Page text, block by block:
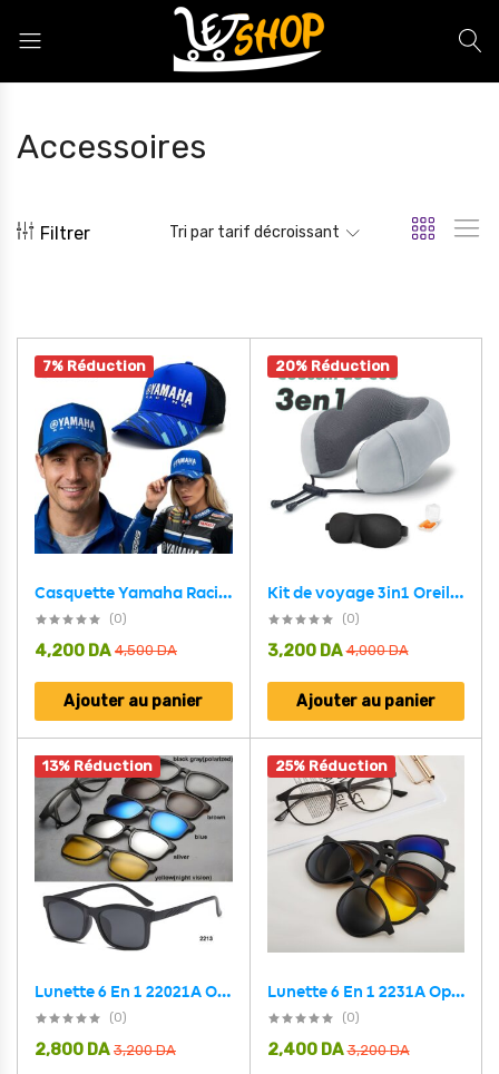
Accessoires
Filtrer Tri par tarif décroissant
7% Réduction
Casquette Yamaha Racing Bleu et Noire avec Filet Respirant Unisexe – قبعة رياضية جودة عالية
(0)
4,500DA
4,200 DA
Ajouter au panier
20% Réduction
Kit de voyage 3in1 Oreiller en mousse à mémoire de forme en forme de U avec Bouchon d’oreille et Bandeau Yeux
(0)
4,000DA
3,200 DA
Ajouter au panier
13% Réduction
Lunette 6 En 1 22021A Optique / Soleil / Nuit
(0)
3,200DA
2,800 DA
25% Réduction
Lunette 6 En 1 2231A Optique / Soleil / Nuit – نظارات شمسية مغناطيسية
(0)
3,200DA
2,400 DA